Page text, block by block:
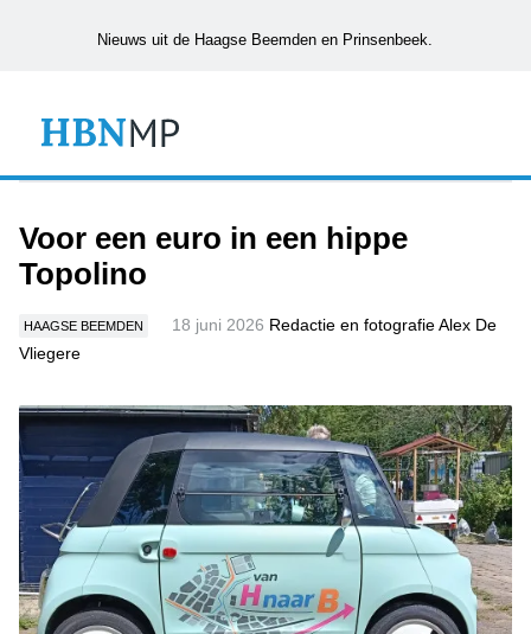
Nieuws uit de Haagse Beemden en Prinsenbeek.
Voor een euro in een hippe
Topolino
HAAGSE BEEMDEN 18 juni 2026 Redactie en fotografie Alex De
Vliegere